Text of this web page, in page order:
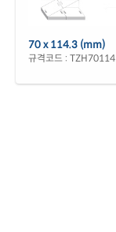
70 x 114.3 (mm)
규격코드 : TZH70114